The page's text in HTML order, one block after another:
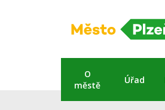
O
městě
Úřad